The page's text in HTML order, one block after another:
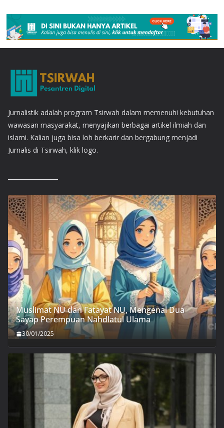
Jurnalistik adalah program Tsirwah dalam memenuhi kebutuhan
wawasan masyarakat, menyajikan berbagai artikel ilmiah dan
islami. Kalian juga bisa loh berkarir dan bergabung menjadi
Jurnalis di Tsirwah, klik logo.
Muslimat NU dan Fatayat NU, Mengenal Dua
Sayap Perempuan Nahdlatul Ulama
30/01/2025